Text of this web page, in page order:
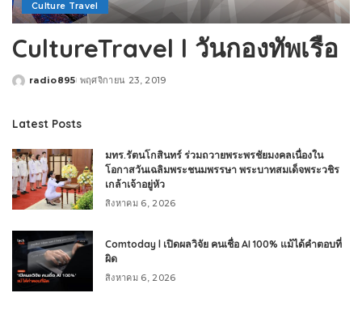
Culture Travel
CultureTravel l วันกองทัพเรือ
Posted
radio895 พฤศจิกายน 23, 2019
Latest Posts
มทร.รัตนโกสินทร์ ร่วมถวายพระพรชัยมงคลเนื่องใน
โอกาสวันเฉลิมพระชนมพรรษา พระบาทสมเด็จพระวชิร
เกล้าเจ้าอยู่หัว
สิงหาคม 6, 2026
Comtoday l เปิดผลวิจัย คนเชื่อ AI 100% แม้ได้คำตอบที่
ผิด
สิงหาคม 6, 2026